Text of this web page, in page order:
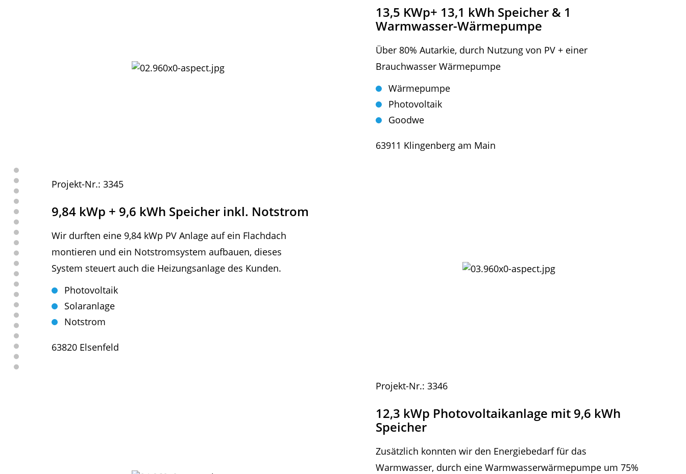
13,5 KWp+ 13,1 kWh Speicher & 1
Warmwasser-Wärmepumpe
Über 80% Autarkie, durch Nutzung von PV + einer
Brauchwasser Wärmepumpe
Wärmepumpe
Photovoltaik
Goodwe
63911 Klingenberg am Main
Projekt-Nr.: 3345
9,84 kWp + 9,6 kWh Speicher inkl. Notstrom
Wir durften eine 9,84 kWp PV Anlage auf ein Flachdach
montieren und ein Notstromsystem aufbauen, dieses
System steuert auch die Heizungsanlage des Kunden.
Photovoltaik
Solaranlage
Notstrom
63820 Elsenfeld
Projekt-Nr.: 3346
12,3 kWp Photovoltaikanlage mit 9,6 kWh
Speicher
Zusätzlich konnten wir den Energiebedarf für das
Warmwasser, durch eine Warmwasserwärmepumpe um 75%